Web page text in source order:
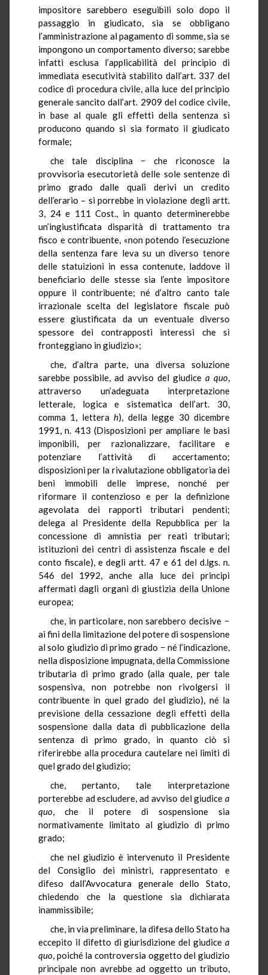
impositore sarebbero eseguibili solo dopo il
passaggio in giudicato, sia se obbligano
l’amministrazione al pagamento di somme, sia se
impongono un comportamento diverso; sarebbe
infatti esclusa l’applicabilità del principio di
immediata esecutività stabilito dall’art. 337 del
codice di procedura civile, alla luce del principio
generale sancito dall’art. 2909 del codice civile,
in base al quale gli effetti della sentenza si
producono quando si sia formato il giudicato
formale;
che tale disciplina − che riconosce la
provvisoria esecutorietà delle sole sentenze di
primo grado dalle quali derivi un credito
dell’erario – si porrebbe in violazione degli artt.
3, 24 e 111 Cost., in quanto determinerebbe
un’ingiustificata disparità di trattamento tra
fisco e contribuente, «non potendo l’esecuzione
della sentenza fare leva su un diverso tenore
delle statuizioni in essa contenute, laddove il
beneficiario delle stesse sia l’ente impositore
oppure il contribuente; né d’altro canto tale
irrazionale scelta del legislatore fiscale può
essere giustificata da un eventuale diverso
spessore dei contrapposti interessi che si
fronteggiano in giudizio»;
che, d’altra parte, una diversa soluzione
sarebbe possibile, ad avviso del giudice a quo,
attraverso un’adeguata interpretazione
letterale, logica e sistematica dell’art. 30,
comma 1, letterah), della legge 30 dicembre
1991, n. 413 (Disposizioni per ampliare le basi
imponibili, per razionalizzare, facilitare e
potenziare l’attività di accertamento;
disposizioni per la rivalutazione obbligatoria dei
beni immobili delle imprese, nonché per
riformare il contenzioso e per la definizione
agevolata dei rapporti tributari pendenti;
delega al Presidente della Repubblica per la
concessione di amnistia per reati tributari;
istituzioni dei centri di assistenza fiscale e del
conto fiscale), e degli artt. 47 e 61 del d.lgs. n.
546 del 1992, anche alla luce dei principi
affermati dagli organi di giustizia della Unione
europea;
che, in particolare, non sarebbero decisive −
ai fini della limitazione del potere di sospensione
al solo giudizio di primo grado − né l’indicazione,
nella disposizione impugnata, della Commissione
tributaria di primo grado (alla quale, per tale
sospensiva, non potrebbe non rivolgersi il
contribuente in quel grado del giudizio), né la
previsione della cessazione degli effetti della
sospensione dalla data di pubblicazione della
sentenza di primo grado, in quanto ciò si
riferirebbe alla procedura cautelare nei limiti di
quel grado del giudizio;
che, pertanto, tale interpretazione
porterebbe ad escludere, ad avviso del giudice a
quo, che il potere di sospensione sia
normativamente limitato al giudizio di primo
grado;
che nel giudizio è intervenuto il Presidente
del Consiglio dei ministri, rappresentato e
difeso dall’Avvocatura generale dello Stato,
chiedendo che la questione sia dichiarata
inammissibile;
che, in via preliminare, la difesa dello Stato ha
eccepito il difetto di giurisdizione del giudice a
quo, poiché la controversia oggetto del giudizio
principale non avrebbe ad oggetto un tributo,